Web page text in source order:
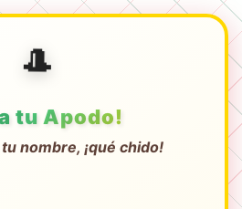
🎩
tu Apodo!
nombre, ¡qué chido!